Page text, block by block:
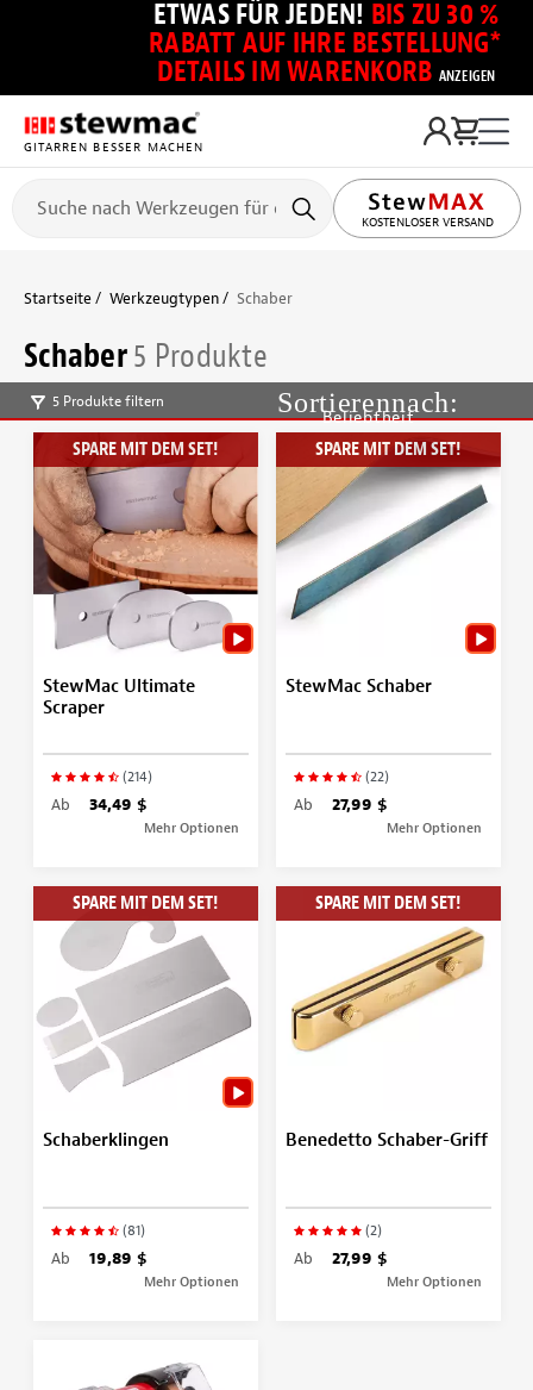
ETWAS FÜR JEDEN! BIS ZU 30 %
RABATT AUF IHRE BESTELLUNG*
DETAILS IM WARENKORB ANZEIGEN
GITARREN BESSER MACHEN
KOSTENLOSER VERSAND
Startseite Werkzeugtypen Schaber
Schaber5 Produkte
5 Produkte filtern
Beliebtheit
SPARE MIT DEM SET!
StewMac Ultimate
Scraper
(214)
Ab 34,49 $
Mehr Optionen
SPARE MIT DEM SET!
StewMac Schaber
(22)
Ab 27,99 $
Mehr Optionen
SPARE MIT DEM SET!
Schaberklingen
(81)
Ab 19,89 $
Mehr Optionen
SPARE MIT DEM SET!
Benedetto Schaber-Griff
(2)
Ab 27,99 $
Mehr Optionen